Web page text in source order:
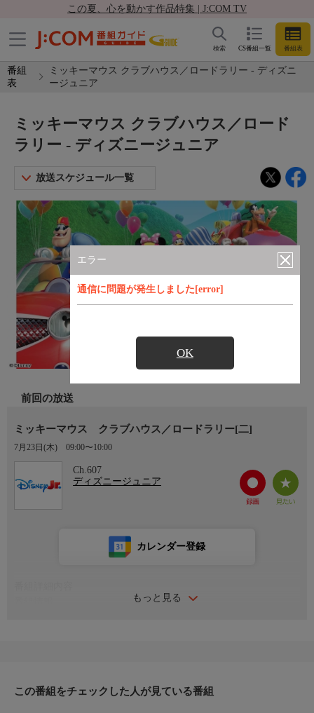
この夏、心を動かす作品特集 | J:COM TV
CS番組一覧 番組表
検索
番組
表
ミッキーマウス クラブハウス／ロードラリー - ディズニ
ージュニア
エラー
通信に問題が発生しました[error]
OK
ミッキーマウス クラブハウス／ロード
ラリー - ディズニージュニア
放送スケジュール一覧
前回の放送
ミッキーマウス クラブハウス／ロードラリー[二]
7月23日(木) 09:00〜10:00
Ch.607
ディズニージュニア
もっと見る
カレンダー登録
山が崩れ、みんなは通れなくなってしまう。救助トラックに乗っ
この番組をチェックした人が見ている番組